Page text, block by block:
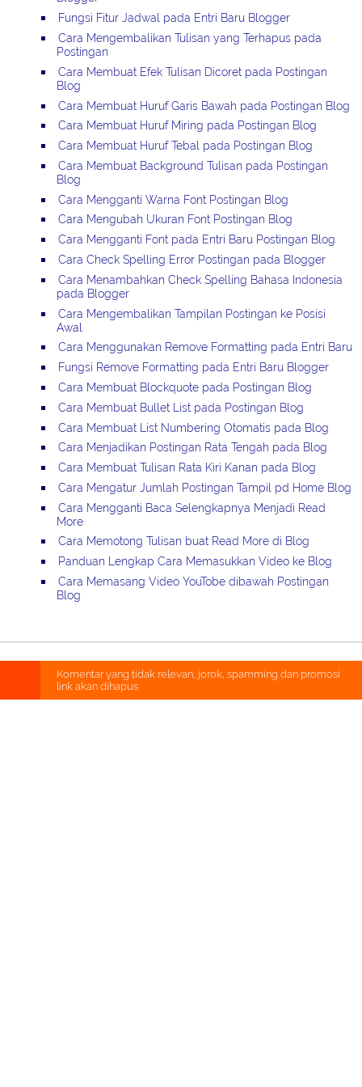
Fungsi Fitur Jadwal pada Entri Baru Blogger
Cara Mengembalikan Tulisan yang Terhapus pada
Postingan
Cara Membuat Efek Tulisan Dicoret pada Postingan
Blog
Cara Membuat Huruf Garis Bawah pada Postingan Blog
Cara Membuat Huruf Miring pada Postingan Blog
Cara Membuat Huruf Tebal pada Postingan Blog
Cara Membuat Background Tulisan pada Postingan
Blog
Cara Mengganti Warna Font Postingan Blog
Cara Mengubah Ukuran Font Postingan Blog
Cara Mengganti Font pada Entri Baru Postingan Blog
Cara Check Spelling Error Postingan pada Blogger
Cara Menambahkan Check Spelling Bahasa Indonesia
pada Blogger
Cara Mengembalikan Tampilan Postingan ke Posisi
Awal
Cara Menggunakan Remove Formatting pada Entri Baru
Fungsi Remove Formatting pada Entri Baru Blogger
Cara Membuat Blockquote pada Postingan Blog
Cara Membuat Bullet List pada Postingan Blog
Cara Membuat List Numbering Otomatis pada Blog
Cara Menjadikan Postingan Rata Tengah pada Blog
Cara Membuat Tulisan Rata Kiri Kanan pada Blog
Cara Mengatur Jumlah Postingan Tampil pd Home Blog
Cara Mengganti Baca Selengkapnya Menjadi Read
More
Cara Memotong Tulisan buat Read More di Blog
Panduan Lengkap Cara Memasukkan Video ke Blog
Cara Memasang Video YouTobe dibawah Postingan
Blog
Komentar yang tidak relevan, jorok, spamming dan promosi
link akan dihapus